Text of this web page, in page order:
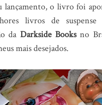
lançamento, o livro foi
livros de suspense
da Darkside Booksno
mais desejados.